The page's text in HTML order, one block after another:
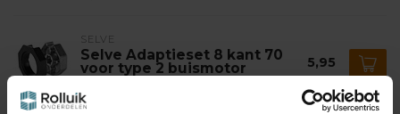
SELVE
Selve Adaptieset 8 kant 70
voor type 2 buismotor 5,95